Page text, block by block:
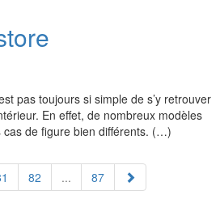
pas toujours si simple de s’y retrouver
En effet, de nombreux modèles
de figure bien différents. (…)
82 ... 87